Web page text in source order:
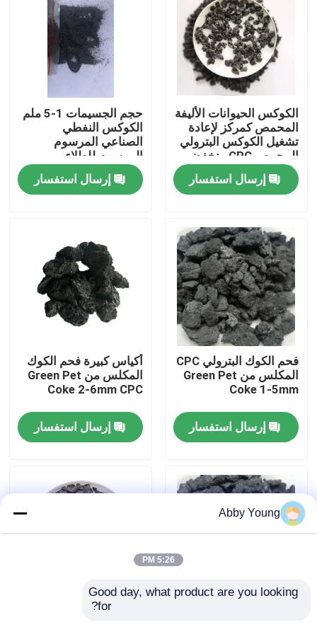
منتجات
معلومات عنا
جولة في المعمل
اتصل بنا
أخبار
حالات
الكوكس الحيوانات الأليفة
المحمص كمركز لإعادة
تشغيل الكوكس البترولي
المحمص CPC منخفض
الكبريت
إرسال استفسار
حجم الجسيمات 1-5 ملم
الكوكس النفطي
الصناعي المرسوم
المرسوم للطلاء
إرسال استفسار
فحم الكوك البترولي CPC
المكلس من Green Pet
Coke 1-5mm
إرسال استفسار
أكياس كبيرة فحم الكوك
المكلس من Green Pet
Coke 2-6mm CPC
إرسال استفسار
فحم الكوك البترولي
Abby Young
5:26 PM
Good day, what product are you looking
for?